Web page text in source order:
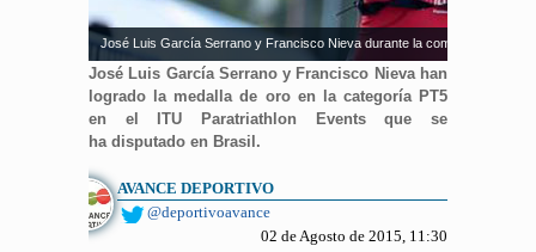
José Luis García Serrano y Francisco Nieva durante la competición.
José Luis García Serrano y Francisco Nieva han
logrado la medalla de oro en la categoría PT5
en el ITU Paratriathlon Events que se
ha disputado en Brasil.
AVANCE DEPORTIVO
@deportivoavance
02 de Agosto de 2015, 11:30